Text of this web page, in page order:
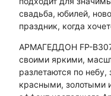
свадьба, юбилей,
праздник, когда
АРМАГЕДДОН FP-
своими яркими,
разлетаются по
красными, золотыми